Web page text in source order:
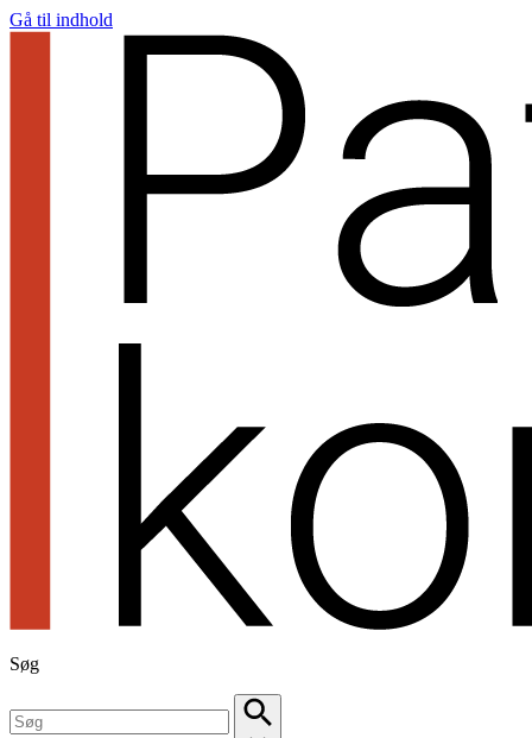
Gå til indhold
Søg